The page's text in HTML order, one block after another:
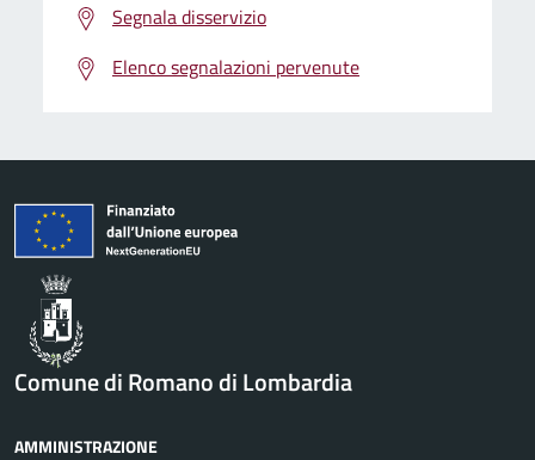
Segnala disservizio
Elenco segnalazioni pervenute
Comune di Romano di Lombardia
AMMINISTRAZIONE